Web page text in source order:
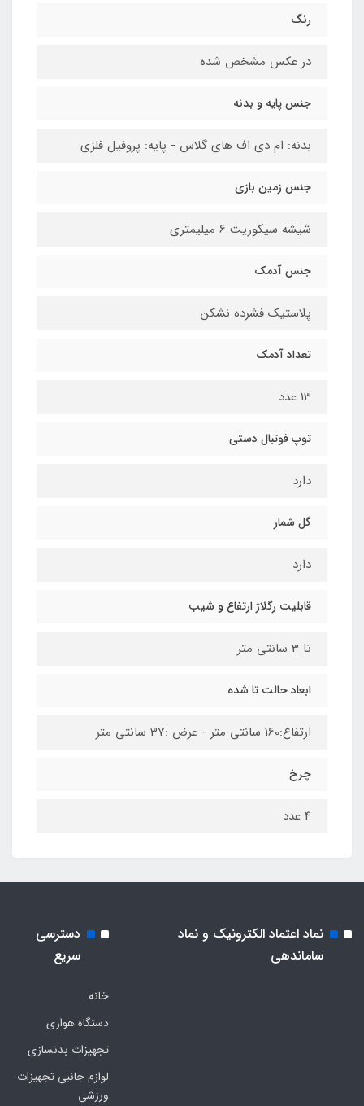
رنگ
در عکس مشخص شده
جنس پایه و بدنه
بدنه: ام دی اف های گلاس - پایه: پروفیل فلزی
جنس زمین بازی
شیشه سیکوریت 6 میلیمتری
جنس آدمک
پلاستیک فشرده نشکن
تعداد آدمک
13 عدد
توپ فوتبال دستی
دارد
گل شمار
دارد
قابلیت رگلاژ ارتفاع و شیب
تا 3 سانتی متر
ابعاد حالت تا شده
ارتفاع:160 سانتی متر - عرض :37 سانتی متر
چرخ
4 عدد
نماد اعتماد الکترونیک و نماد
ساماندهی
دسترسی
سریع
خانه
دستگاه هوازی
تجهیزات بدنسازی
لوازم جانبی تجهیزات
ورزشی